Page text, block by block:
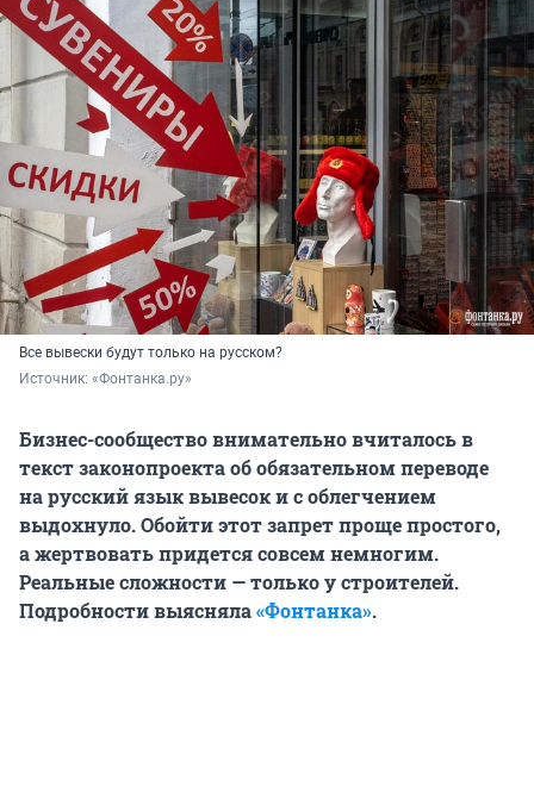
Все вывески будут только на русском?
Источник: «Фонтанка.ру»
Бизнес-сообщество внимательно вчиталось в
текст законопроекта об обязательном переводе
на русский язык вывесок и с облегчением
выдохнуло. Обойти этот запрет проще простого,
а жертвовать придется совсем немногим.
Реальные сложности — только у строителей.
Подробности выясняла«Фонтанка».